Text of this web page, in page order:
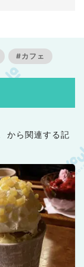
#カフェ
から関連する記